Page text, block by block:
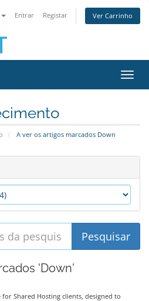
Entrar Registar Ver Carrinho
A ver os artigos marcados Down
'Down'
Shared Hosting clients, designed to